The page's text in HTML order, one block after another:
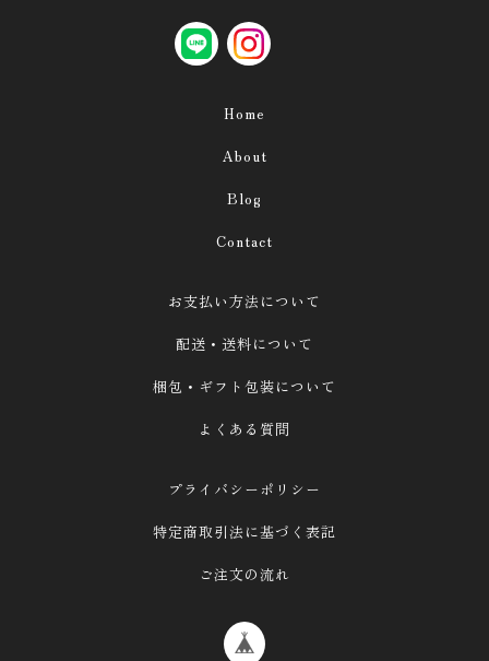
バッグチャーム、初恋バッグ
ご自身に、ギフトに
ペットのために《Kakaron》
★シーズンギフト（クリスマス、母の日…）
※参考作品（展示用・非売品）
LINE instagram
Home
About
Blog
Contact
お支払い方法について
配送・送料について
梱包・ギフト包装について
よくある質問
プライバシーポリシー
特定商取引法に基づく表記
ご注文の流れ